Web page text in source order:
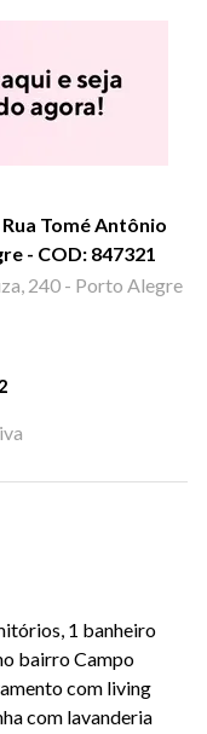
Tomé Antônio
- COD: 847321
240 - Porto Alegre
1 banheiro
bairro Campo
com living
com lavanderia